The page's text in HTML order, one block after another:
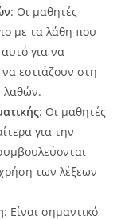
: Οι μαθητές
με τα λάθη που
για να
εστιάζουν στη
λαθών.
: Οι μαθητές
για την
των λέξεων
: Είναι σημαντικό